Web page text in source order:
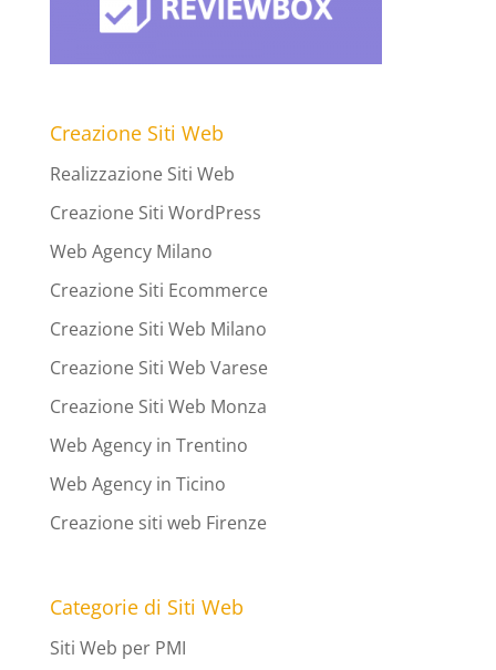
Creazione Siti Web
Realizzazione Siti Web
Creazione Siti WordPress
Web Agency Milano
Creazione Siti Ecommerce
Creazione Siti Web Milano
Creazione Siti Web Varese
Creazione Siti Web Monza
Web Agency in Trentino
Web Agency in Ticino
Creazione siti web Firenze
Categorie di Siti Web
Siti Web per PMI